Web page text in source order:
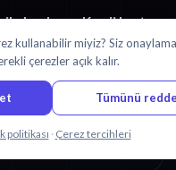
başlayın. Kredi kartı
çevirmeye başla
Bizimle
kullanabilir miyiz? Siz
çerezler açık kalır.
Tümünü
politikası · Çerez tercihleri